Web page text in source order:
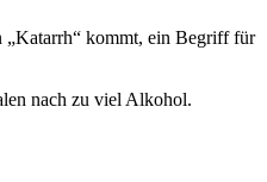
„Katarrh“ kommt, ein Begriff für
nach zu viel Alkohol.